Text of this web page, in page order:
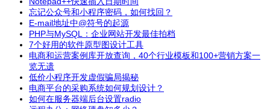
忘记公众号和小程序密码，如何找回？
E-mail地址中@符号的起源
PHP与MySQL：企业网站开发最佳拍档
7个好用的软件原型图设计工具
电商和运营案例库开放查询，40个行业模板和100+营销方案一
览无遗
低价小程序开发虚假骗局揭秘
电商平台的采购系统如何规划设计？
如何在服务器端后台设置radio